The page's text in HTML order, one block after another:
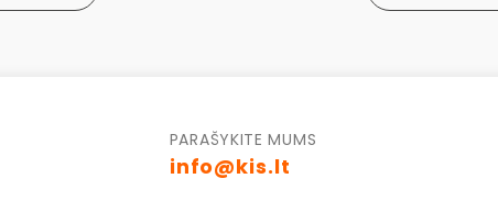
PARAŠYKITE MUMS
info@kis.lt